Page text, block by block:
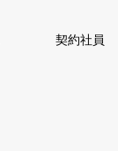
契約社員